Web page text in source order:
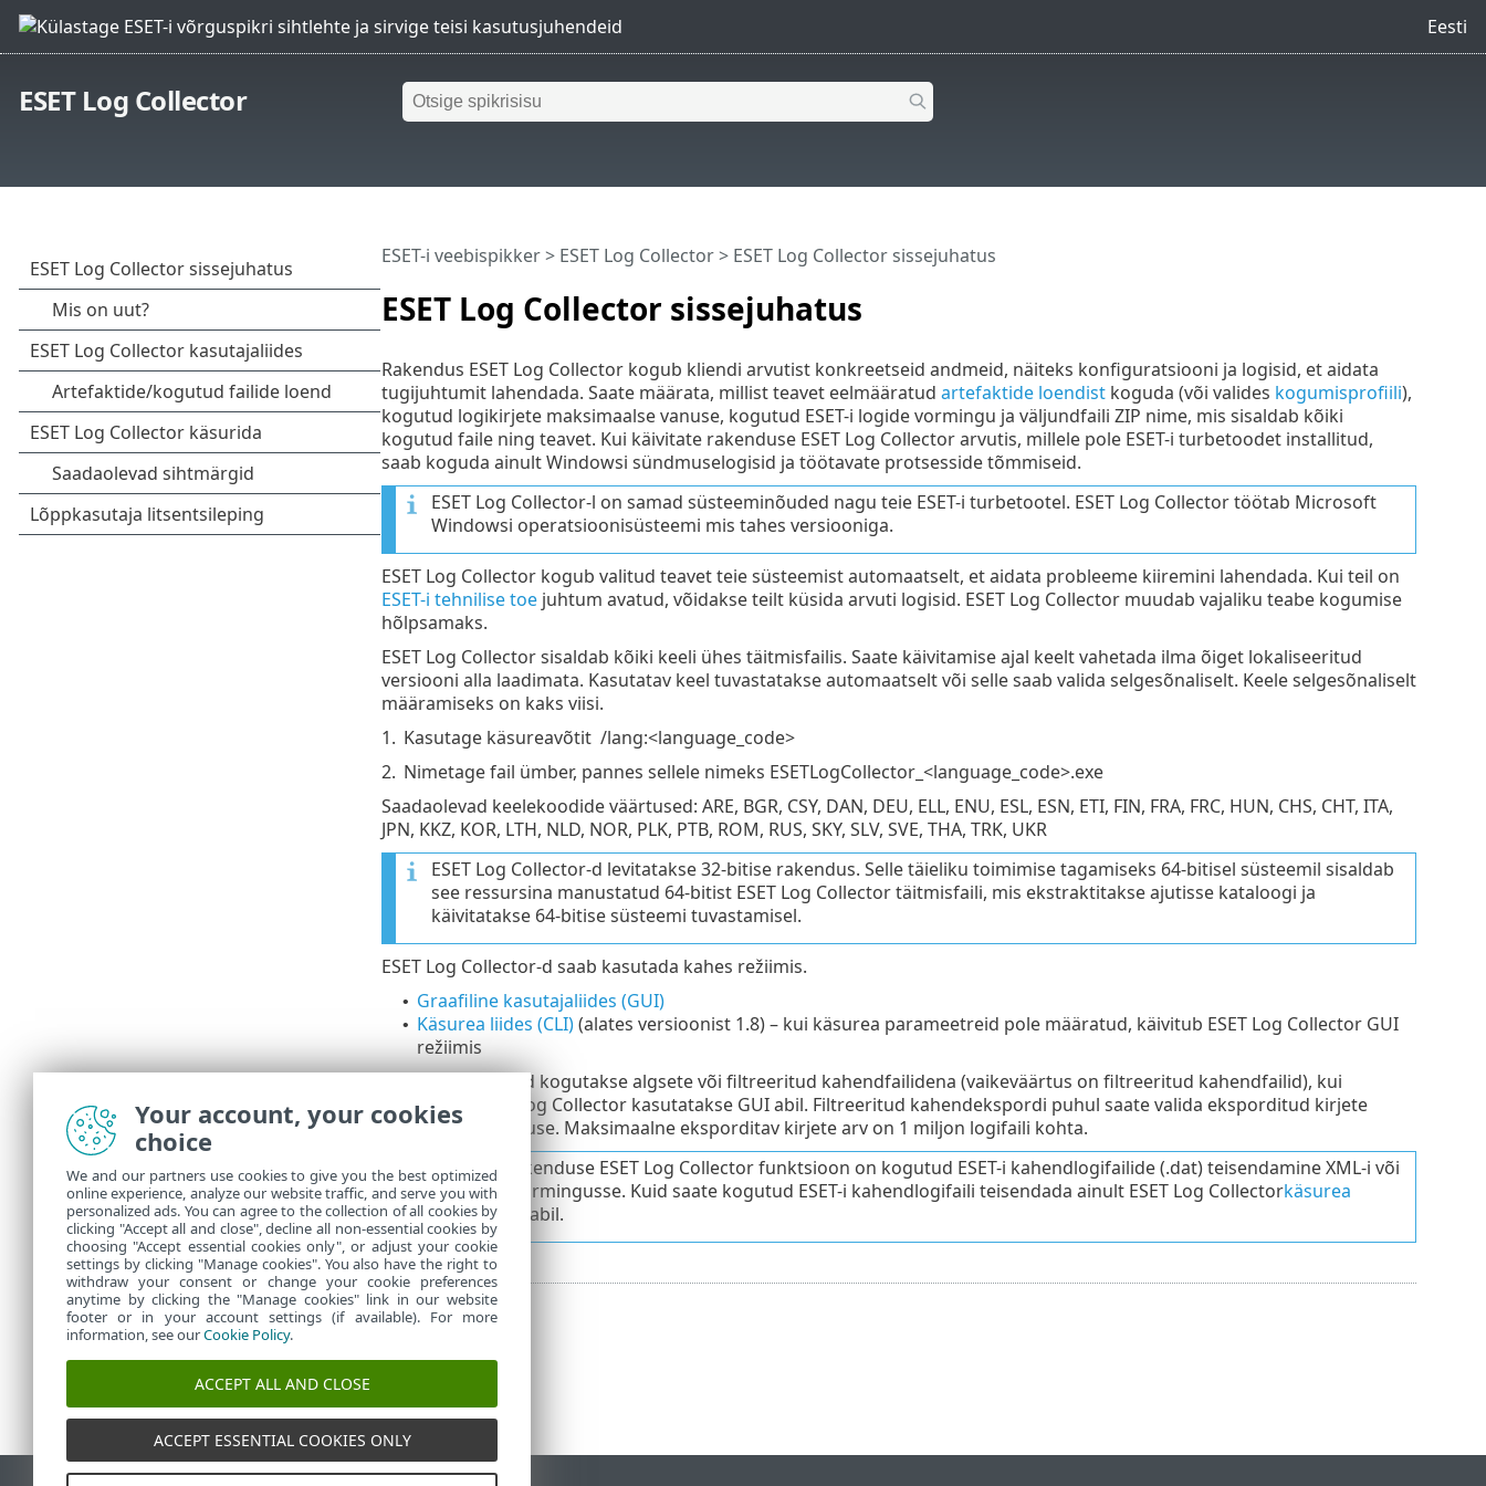
Eesti
ESET Log Collector
ESET Log Collector sissejuhatus
ESET-i veebispikker> ESET Log Collector> ESET Log Collector sissejuhatus
Rakendus ESET Log Collector kogub kliendi arvutist konkreetseid andmeid, näiteks konfiguratsiooni ja logisid, et aidata
tugijuhtumit lahendada. Saate määrata, millist teavet eelmääratud artefaktide loendistkoguda (või valides kogumisprofiili),
kogutud logikirjete maksimaalse vanuse, kogutud ESET-i logide vormingu ja väljundfaili ZIP nime, mis sisaldab kõiki
kogutud faile ning teavet. Kui käivitate rakenduse ESET Log Collector arvutis, millele pole ESET-i turbetoodet installitud,
saab koguda ainult Windowsi sündmuselogisid ja töötavate protsesside tõmmiseid.
ESET Log Collector-l on samad süsteeminõuded nagu teie ESET-i turbetootel. ESET Log Collector töötab Microsoft
Windowsi operatsioonisüsteemi mis tahes versiooniga.
ESET Log Collector kogub valitud teavet teie süsteemist automaatselt, et aidata probleeme kiiremini lahendada. Kui teil on
ESET-i tehnilise toejuhtum avatud, võidakse teilt küsida arvuti logisid. ESET Log Collector muudab vajaliku teabe kogumise
hõlpsamaks.
ESET Log Collector sisaldab kõiki keeli ühes täitmisfailis. Saate käivitamise ajal keelt vahetada ilma õiget lokaliseeritud
versiooni alla laadimata. Kasutatav keel tuvastatakse automaatselt või selle saab valida selgesõnaliselt. Keele selgesõnaliselt
määramiseks on kaks viisi.
1. Kasutage käsureavõtit /lang:<language_code>
2. Nimetage fail ümber, pannes sellele nimeks ESETLogCollector_<language_code>.exe
Saadaolevad keelekoodide väärtused: ARE, BGR, CSY, DAN, DEU, ELL, ENU, ESL, ESN, ETI, FIN, FRA, FRC, HUN, CHS, CHT, ITA,
JPN, KKZ, KOR, LTH, NLD, NOR, PLK, PTB, ROM, RUS, SKY, SLV, SVE, THA, TRK, UKR
ESET Log Collector-d levitatakse 32-bitise rakendus. Selle täieliku toimimise tagamiseks 64-bitisel süsteemil sisaldab
see ressursina manustatud 64-bitist ESET Log Collector täitmisfaili, mis ekstraktitakse ajutisse kataloogi ja
käivitatakse 64-bitise süsteemi tuvastamisel.
ESET Log Collector-d saab kasutada kahes režiimis.
• Graafiline kasutajaliides (GUI)
• Käsurea liides (CLI)(alates versioonist 1.8) – kui käsurea parameetreid pole määratud, käivitub ESET Log Collector GUI
režiimis
ESET-i tootelogisid kogutakse algsete või filtreeritud kahendfailidena (vaikeväärtus on filtreeritud kahendfailid), kui
rakendust ESET Log Collector kasutatakse GUI abil. Filtreeritud kahendekspordi puhul saate valida eksporditud kirjete
maksimaalse vanuse. Maksimaalne eksporditav kirjete arv on 1 miljon logifaili kohta.
Veel üks rakenduse ESET Log Collector funktsioon on kogutud ESET-i kahendlogifailide (.dat) teisendamine XML-i või
tekstifaili vormingusse. Kuid saate kogutud ESET-i kahendlogifaili teisendada ainult ESET Log Collectorkäsurea
liidese (CLI)
abil.
Your account, your cookies
choice
We and our partners use cookies to give you the best optimized
online experience, analyze our website traffic, and serve you with
personalized ads. You can agree to the collection of all cookies by
clicking "Accept all and close", decline all non-essential cookies by
choosing "Accept essential cookies only", or adjust your cookie
settings by clicking "Manage cookies". You also have the right to
withdraw your consent or change your cookie preferences
anytime by clicking the "Manage cookies" link in our website
footer or in your account settings (if available). For more
information, see ourCookie Policy.
ACCEPT ALL AND CLOSE
ACCEPT ESSENTIAL COOKIES ONLY